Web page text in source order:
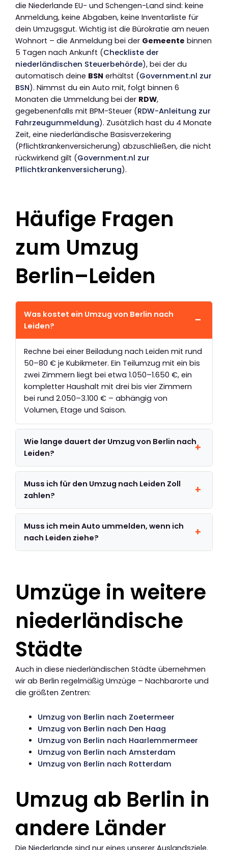
die Niederlande EU- und Schengen-Land sind: keine
Anmeldung, keine Abgaben, keine Inventarliste für
dein Umzugsgut. Wichtig ist die Bürokratie am neuen
Wohnort – die Anmeldung bei der Gemeente binnen
5 Tagen nach Ankunft (Checkliste der
niederländischen Steuerbehörde), bei der du
automatisch deine BSN erhältst (Government.nl zur
BSN). Nimmst du ein Auto mit, folgt binnen 6
Monaten die Ummeldung bei der RDW,
gegebenenfalls mit BPM-Steuer (RDW-Anleitung zur
Fahrzeugummeldung). Zusätzlich hast du 4 Monate
Zeit, eine niederländische Basisverzekering
(Pflichtkrankenversicherung) abzuschließen, die nicht
rückwirkend gilt (Government.nl zur
Pflichtkrankenversicherung).
Häufige Fragen
zum Umzug
Berlin–Leiden
Was kostet ein Umzug von Berlin nach
Leiden?
Rechne bei einer Beiladung nach Leiden mit rund
50–80 € je Kubikmeter. Ein Teilumzug mit ein bis
zwei Zimmern liegt bei etwa 1.050–1.650 €, ein
kompletter Haushalt mit drei bis vier Zimmern
bei rund 2.050–3.100 € – abhängig von
Volumen, Etage und Saison.
Wie lange dauert der Umzug von Berlin nach
Leiden?
Muss ich für den Umzug nach Leiden Zoll
zahlen?
Muss ich mein Auto ummelden, wenn ich
nach Leiden ziehe?
Umzüge in weitere
niederländische
Städte
Auch in diese niederländischen Städte übernehmen
wir ab Berlin regelmäßig Umzüge – Nachbarorte und
die größten Zentren:
Umzug von Berlin nach Zoetermeer
Umzug von Berlin nach Den Haag
Umzug von Berlin nach Haarlemmermeer
Umzug von Berlin nach Amsterdam
Umzug von Berlin nach Rotterdam
Umzug ab Berlin in
andere Länder